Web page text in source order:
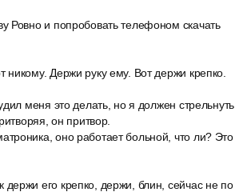
Ровно и попробовать телефоном скачать
Держи руку ему. Вот держи крепко.
меня это делать, но я должен стрельнуть
он притвор.
оно работает больной, что ли? Это
его крепко, держи, блин, сейчас не по